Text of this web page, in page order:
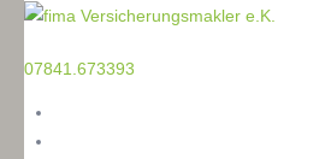
07841.673393